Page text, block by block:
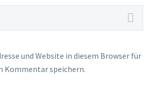
und Website in diesem Browser für
Kommentar speichern.